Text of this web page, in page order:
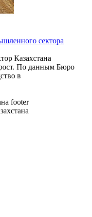
сектора
Казахстана
По данным Бюро
в